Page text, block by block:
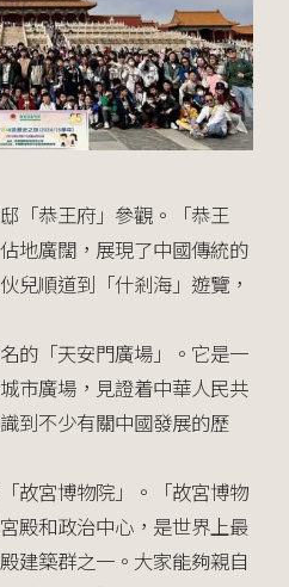
「恭王府」參觀。「恭王
地廣闊，展現了中國傳統的
兒順道到「什剎海」遊覽，
的「天安門廣場」。它是一
市廣場，見證着中華人民共
到不少有關中國發展的歷
故宮博物院」。「故宮博物
殿和政治中心，是世界上最
建築群之一。大家能夠親自